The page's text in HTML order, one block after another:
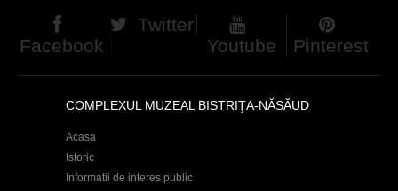
Facebook
Twitter
Youtube
Pinterest
COMPLEXUL MUZEAL BISTRIŢA-NĂSĂUD
Acasa
Istoric
Informatii de interes public